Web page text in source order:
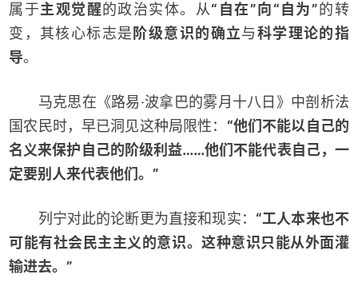
属于主观觉醒的政治实体。从“自在”向“自为”的转
变，其核心标志是 阶级意识的确立与科学理论的指
导。
马克思在《路易·波拿巴的雾月十八日》中剖析法
国农民时，早已洞见这种局限性： “他们不能以自己的
名义来保护自己的阶级利益……他们不能代表自己，一
定要别人来代表他们。”
列宁对此的论断更为直接和现实： “工人本来也不
可能有社会民主主义的意识。这种意识只能从外面灌
输进去。”